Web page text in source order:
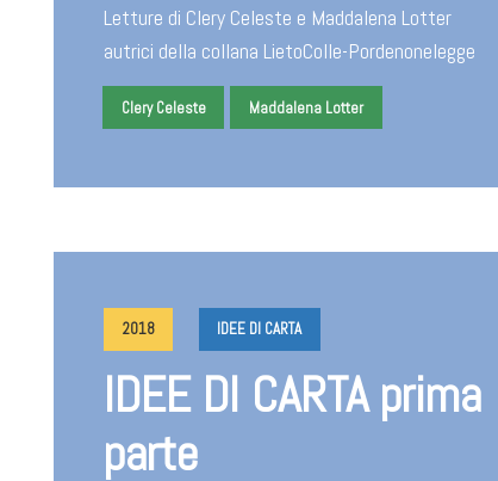
Letture di Clery Celeste e Maddalena Lotter
autrici della collana LietoColle-Pordenonelegge
Clery Celeste Maddalena Lotter
2018 IDEE DI CARTA
IDEE DI CARTA prima
parte